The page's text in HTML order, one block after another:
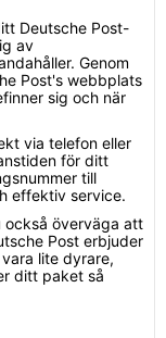
Deutsche Post-
av
Genom
Post's webbplats
sig och när
via telefon eller
för ditt
till
effektiv service.
överväga att
Post erbjuder
lite dyrare,
ditt paket så